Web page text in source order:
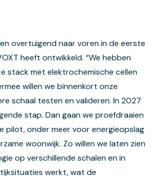
overtuigend naar voren in de eerste
heeft ontwikkeld. “We hebben
stack met elektrochemische cellen
willen we binnenkort onze
schaal testen en valideren. In 2027
stap. Dan gaan we proefdraaien
pilot, onder meer voor energieopslag
woonwijk. Zo willen we laten zien
op verschillende schalen en in
werkt, wat de